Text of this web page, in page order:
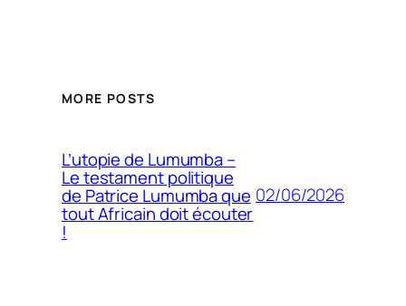
MORE POSTS
L’utopie de Lumumba –
Le testament politique
de Patrice Lumumba que
tout Africain doit écouter
!
02/06/2026